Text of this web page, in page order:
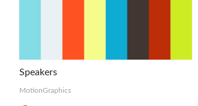
Speakers
MotionGraphics